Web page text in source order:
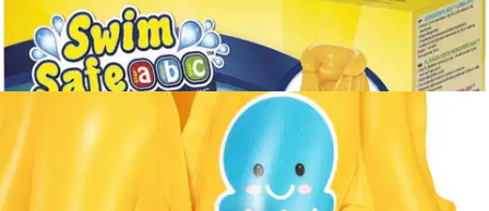
Hinta ilman S-Etukorttia: 5,99 €
Verkkokaupan hinta
Valitse toimitustapa
Nouto myymälästä
Ilmainen
Siirry valitsemaan myymälä
Toimitus
Kotiin tai noutopisteeseen
Alk. 0 €